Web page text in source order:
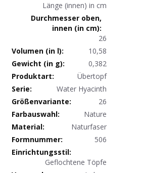
Länge (innen) in cm
26
10,58
0,382
Produktdaten
Übertopf
Water Hyacinth
26
Nature
Naturfaser
506
Geflochtene Töpfe